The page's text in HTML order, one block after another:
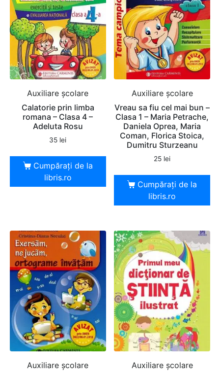
Auxiliare şcolare
Calatorie prin limba
romana – Clasa 4 –
Adeluta Rosu
35 lei
Cumpărați de la
libris.ro
Auxiliare şcolare
Vreau sa fiu cel mai bun –
Clasa 1 – Maria Petrache,
Daniela Oprea, Maria
Coman, Florica Stoica,
Dumitru Sturzeanu
25 lei
Cumpărați de la
libris.ro
Auxiliare şcolare
Auxiliare şcolare